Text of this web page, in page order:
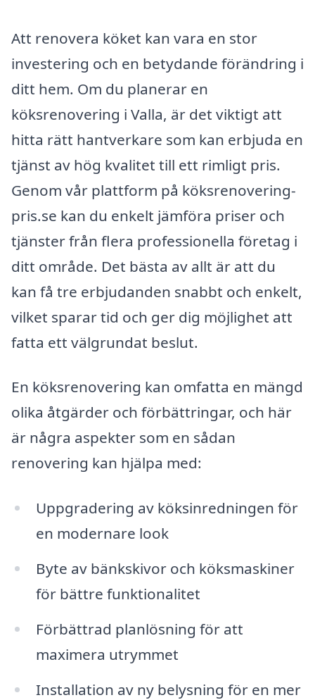
Att renovera köket kan vara en stor
investering och en betydande förändring i
ditt hem. Om du planerar en
köksrenovering i Valla, är det viktigt att
hitta rätt hantverkare som kan erbjuda en
tjänst av hög kvalitet till ett rimligt pris.
Genom vår plattform på köksrenovering-
pris.se kan du enkelt jämföra priser och
tjänster från flera professionella företag i
ditt område. Det bästa av allt är att du
kan få tre erbjudanden snabbt och enkelt,
vilket sparar tid och ger dig möjlighet att
fatta ett välgrundat beslut.
En köksrenovering kan omfatta en mängd
olika åtgärder och förbättringar, och här
är några aspekter som en sådan
renovering kan hjälpa med:
Uppgradering av köksinredningen för
en modernare look
Byte av bänkskivor och köksmaskiner
för bättre funktionalitet
Förbättrad planlösning för att
maximera utrymmet
Installation av ny belysning för en mer